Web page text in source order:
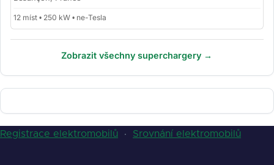
12 míst • 250 kW • ne-Tesla
Zobrazit všechny superchargery →
Registrace elektromobilů · Srovnání elektromobilů